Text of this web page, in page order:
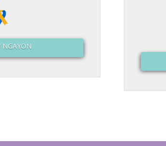
NGAYON